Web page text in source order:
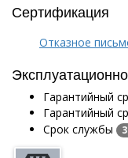
Сертификация
Отказное
Гарантийный
Гарантийный
Срок службы